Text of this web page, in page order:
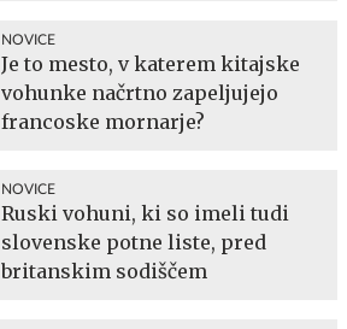
NOVICE
Je to mesto, v katerem kitajske
vohunke načrtno zapeljujejo
francoske mornarje?
NOVICE
Ruski vohuni, ki so imeli tudi
slovenske potne liste, pred
britanskim sodiščem